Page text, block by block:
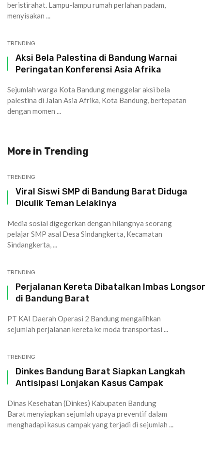
beristirahat. Lampu-lampu rumah perlahan padam,
menyisakan ...
TRENDING
Aksi Bela Palestina di Bandung Warnai
Peringatan Konferensi Asia Afrika
Sejumlah warga Kota Bandung menggelar aksi bela
palestina di Jalan Asia Afrika, Kota Bandung, bertepatan
dengan momen ...
More in Trending
TRENDING
Viral Siswi SMP di Bandung Barat Diduga
Diculik Teman Lelakinya
Media sosial digegerkan dengan hilangnya seorang
pelajar SMP asal Desa Sindangkerta, Kecamatan
Sindangkerta, ...
TRENDING
Perjalanan Kereta Dibatalkan Imbas Longsor
di Bandung Barat
PT KAI Daerah Operasi 2 Bandung mengalihkan
sejumlah perjalanan kereta ke moda transportasi ...
TRENDING
Dinkes Bandung Barat Siapkan Langkah
Antisipasi Lonjakan Kasus Campak
Dinas Kesehatan (Dinkes) Kabupaten Bandung
Barat menyiapkan sejumlah upaya preventif dalam
menghadapi kasus campak yang terjadi di sejumlah ...